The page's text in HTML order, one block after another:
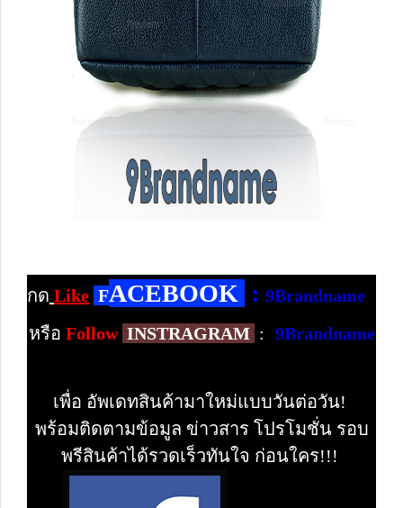
กด Like FACEBOOK : 9Brandname
หรือ Follow INSTRAGRAM : 9Brandname
เพื่อ อัพเดทสินค้ามาใหม่แบบวันต่อวัน!
พร้อมติดตามข้อมูล ข่าวสาร โปรโมชั่น รอบ
พรีสินค้าได้รวดเร็วทันใจ ก่อนใคร!!!